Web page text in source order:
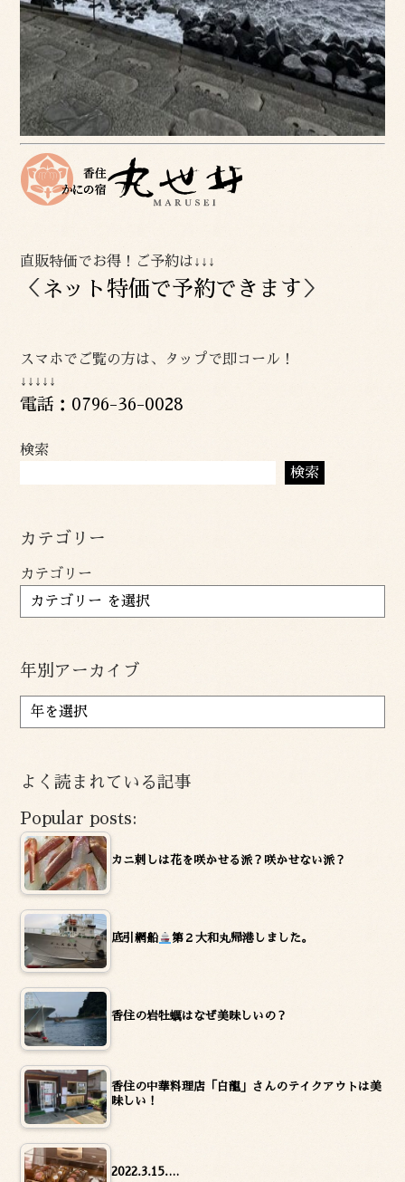
直販特価でお得！ご予約は↓↓↓
＜ ネット特価で予約できます ＞
スマホでご覧の方は、タップで即コール！
↓↓↓↓↓
電話：0796-36-0028
検索
検索
カテゴリー
カテゴリー
年別アーカイブ
ア
ー
ブ
よく読まれている記事
Popular posts:
カニ刺しは花を咲かせる派？咲かせない派？
底引網船 第２大和丸帰港しました。
香住の岩牡蠣はなぜ美味しいの？
香住の中華料理店「白龍」さんのテイクアウトは美
味しい！
2022.3.15.…